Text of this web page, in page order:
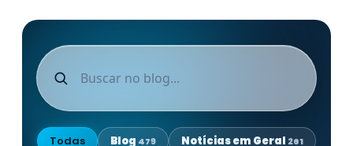
Todas Blog 479 Notícias em Geral 261